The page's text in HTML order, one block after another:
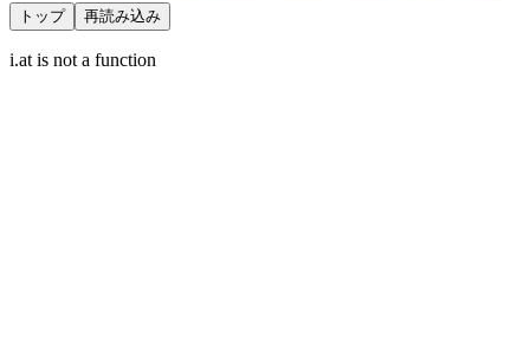
トップ 再読み込み
i.at is not a function